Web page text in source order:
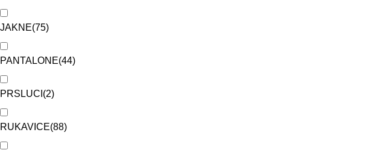
JAKNE(75)
PANTALONE(44)
PRSLUCI (2)
RUKAVICE(88)